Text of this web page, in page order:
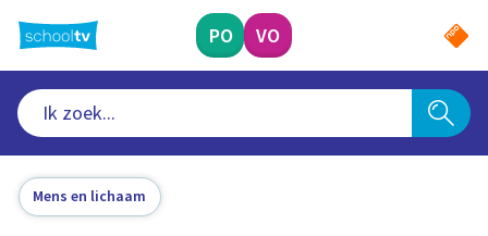
naar
hoofdinhoud
PO VO
Mens en lichaam